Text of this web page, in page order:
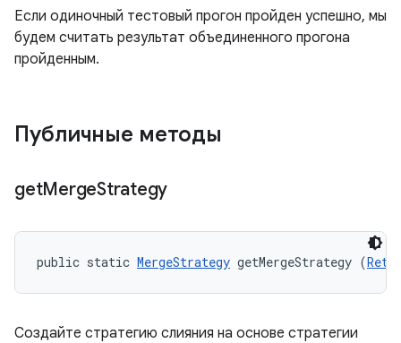
Если одиночный тестовый прогон пройден успешно, мы
будем считать результат объединенного прогона
пройденным.
Публичные методы
getMergeStrategy
public static MergeStrategy getMergeStrategy (
Создайте стратегию слияния на основе стратегии